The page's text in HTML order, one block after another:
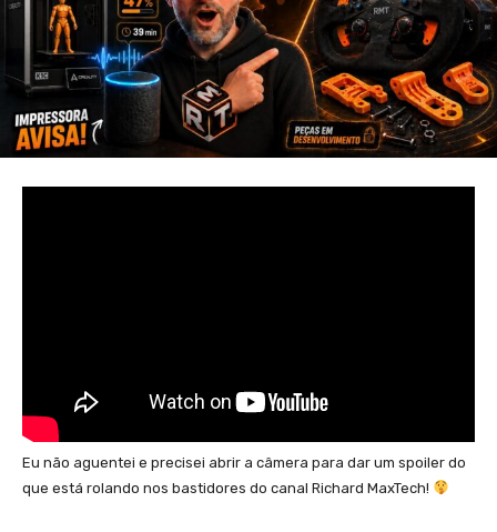
Eu não aguentei e precisei abrir a câmera para dar um spoiler do
que está rolando nos bastidores do canal Richard MaxTech!